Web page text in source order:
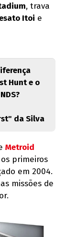
, trava
Itoi e
Hunt e o
da Silva
Metroid
primeiros
em 2004.
missões de